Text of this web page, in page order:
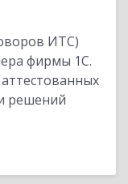
ИТС)
фирмы 1С.
решений